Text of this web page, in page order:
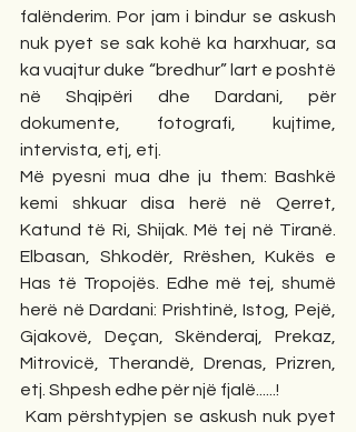
falënderim. Por jam i bindur se askush
nuk pyet se sak kohë ka harxhuar, sa
ka vuajtur duke “bredhur” lart e poshtë
në Shqipëri dhe Dardani, për
dokumente, fotografi, kujtime,
intervista, etj, etj.
Më pyesni mua dhe ju them: Bashkë
kemi shkuar disa herë në Qerret,
Katund të Ri, Shijak. Më tej në Tiranë.
Elbasan, Shkodër, Rrëshen, Kukës e
Has të Tropojës. Edhe më tej, shumë
herë në Dardani: Prishtinë, Istog, Pejë,
Gjakovë, Deçan, Skënderaj, Prekaz,
Mitrovicë, Therandë, Drenas, Prizren,
etj. Shpesh edhe për një fjalë......!
Kam përshtypjen se askush nuk pyet